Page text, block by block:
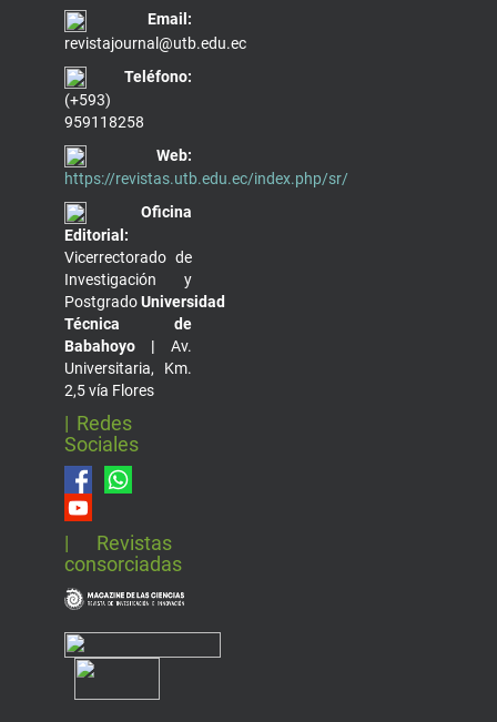
Email:
revistajournal@utb.edu.ec
Teléfono:
(+593)
959118258
Web:
https://revistas.utb.edu.ec/index.php/sr/
Oficina
Editorial:
Vicerrectorado de
Investigación y
PostgradoUniversidad
Técnica de
Babahoyo | Av.
Universitaria, Km.
2,5 vía Flores
| Redes
Sociales
| Revistas
consorciadas